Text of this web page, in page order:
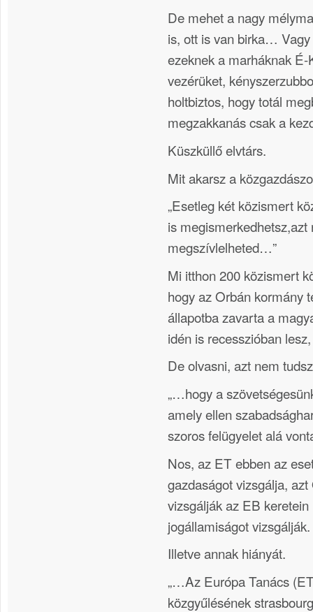
De mehet a nagy
is, ott is van birka…
ezeknek a marháknak É-
vezérüket,
holtbiztos, hogy totál
megzakkanás csak a
Küszküllő elvtárs.
Mit akarsz a
„Esetleg két közismert
is
megszívlelheted…”
Mi itthon 200 közismert
hogy az Orbán kormány
állapotba zavarta a
idén is recesszióban
De olvasni, azt nem
„…hogy a
amely ellen
szoros felügyelet alá
Nos, az ET ebben az
gazdaságot vizsgálja,
vizsgálják az EB
jogállamiságot vizsgálják.
Illetve annak hiányát.
„…Az Európa Tanács
közgyűlésének